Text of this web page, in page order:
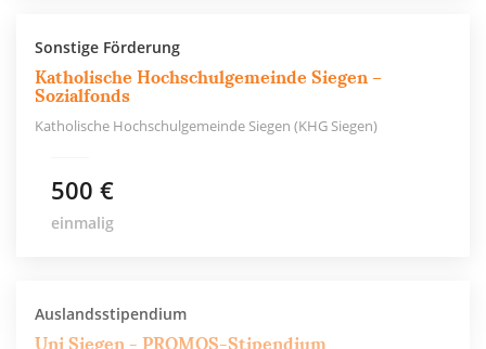
Sonstige Förderung
Katholische Hochschulgemeinde Siegen –
Sozialfonds
Katholische Hochschulgemeinde Siegen (KHG Siegen)
500 €
einmalig
Auslandsstipendium
Uni Siegen - PROMOS-Stipendium